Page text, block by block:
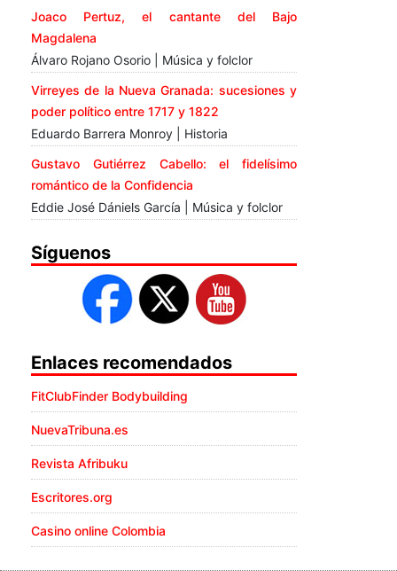
Joaco Pertuz, el cantante del Bajo
Magdalena
Álvaro Rojano Osorio | Música y folclor
Virreyes de la Nueva Granada: sucesiones y
poder político entre 1717 y 1822
Eduardo Barrera Monroy | Historia
Gustavo Gutiérrez Cabello: el fidelísimo
romántico de la Confidencia
Eddie José Dániels García | Música y folclor
Síguenos
Enlaces recomendados
FitClubFinder Bodybuilding
NuevaTribuna.es
Revista Afribuku
Escritores.org
Casino online Colombia